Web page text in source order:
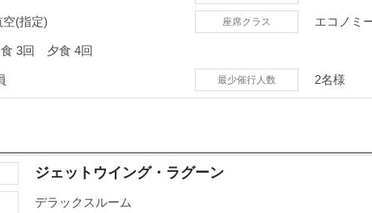
空(指定) 座席クラス エコノミ
3回 夕食 4回
最少催行人数 2名様
ジェットウイング・ラグーン
デラックスルーム